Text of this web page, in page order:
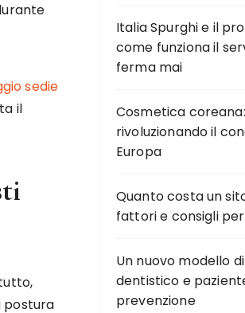
sedie
il
postura
Italia Spurghi e il
come funziona il
ferma mai
Cosmetica
rivoluzionando il
Europa
Quanto costa un
fattori e consigli
Un nuovo modello
dentistico e
prevenzione